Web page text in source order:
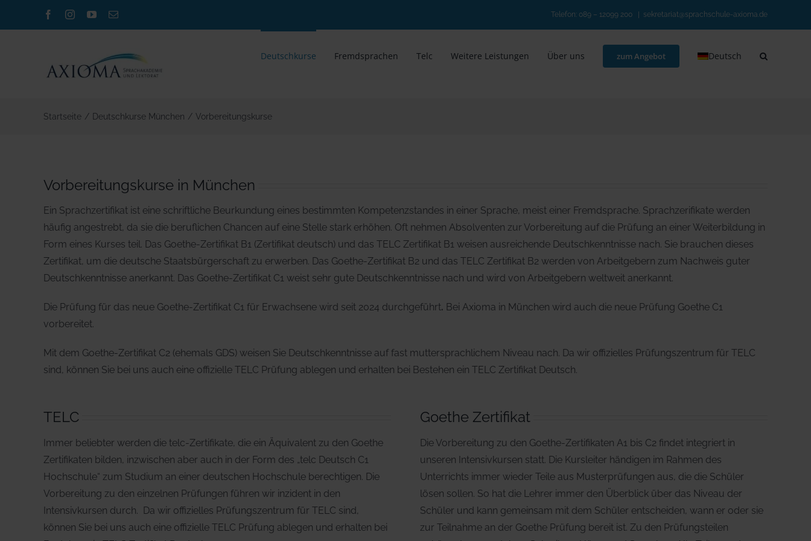
FacebookInstagramYouTube
E-
Telefon: 089 – 12099 200 sekretariat@sprachschule-axioma.de
Deutschkurse Fremdsprachen Telc Weitere Leistungen Über uns zum Angebot Deutsch
Startseite / Deutschkurse München / Vorbereitungskurse
Vorbereitungskurse in München
Ein Sprachzertifikat ist eine schriftliche Beurkundung eines bestimmten Kompetenzstandes in einer Sprache, meist einer Fremdsprache. Sprachzerifikate werden
häufig angestrebt, da sie die beruflichen Chancen auf eine Stelle stark erhöhen. Oft nehmen Absolventen zur Vorbereitung auf die Prüfung an einer Weiterbildung in
Form eines Kurses teil. Das Goethe-Zertifikat B1 (Zertifikat deutsch) und das TELC Zertifikat B1 weisen ausreichende Deutschkenntnisse nach. Sie brauchen dieses
Zertifikat, um die deutsche Staatsbürgerschaft zu erwerben. Das Goethe-Zertifikat B2 und das TELC Zertifikat B2 werden von Arbeitgebern zum Nachweis guter
Deutschkenntnisse anerkannt. Das Goethe-Zertifikat C1 weist sehr gute Deutschkenntnisse nach und wird von Arbeitgebern weltweit anerkannt.
Die Prüfung für das neue Goethe-Zertifikat C1 für Erwachsene wird seit 2024 durchgeführt. Bei Axioma in München wird auch die neue Prüfung Goethe C1
vorbereitet.
Mit dem Goethe-Zertifikat C2 (ehemals GDS) weisen Sie Deutschkenntnisse auf fast muttersprachlichem Niveau nach. Da wir offizielles Prüfungszentrum für TELC
sind, können Sie bei uns auch eine offizielle TELC Prüfung ablegen und erhalten bei Bestehen ein TELC Zertifikat Deutsch.
TELC
Immer beliebter werden die telc-Zertifikate, die ein Äquivalent zu den Goethe
Zertifikaten bilden, inzwischen aber auch in der Form des „telc Deutsch C1
Hochschule“ zum Studium an einer deutschen Hochschule berechtigen. Die
Vorbereitung zu den einzelnen Prüfungen führen wir inzident in den
Intensivkursen durch. Da wir offizielles Prüfungszentrum für TELC sind,
können Sie bei uns auch eine offizielle TELC Prüfung ablegen und erhalten bei
Goethe Zertifikat
Die Vorbereitung zu den Goethe-Zertifikaten A1 bis C2 findet integriert in
unseren Intensivkursen statt. Die Kursleiter händigen im Rahmen des
Unterrichts immer wieder Teile aus Musterprüfungen aus, die die Schüler
lösen sollen. So hat die Lehrer immer den Überblick über das Niveau der
Schüler und kann gemeinsam mit dem Schüler entscheiden, wann er oder sie
zur Teilnahme an der Goethe Prüfung bereit ist. Zu den Prüfungsteilen